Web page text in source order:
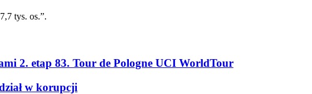
tys. os.”.
2. etap 83. Tour de Pologne UCI WorldTour
w korupcji